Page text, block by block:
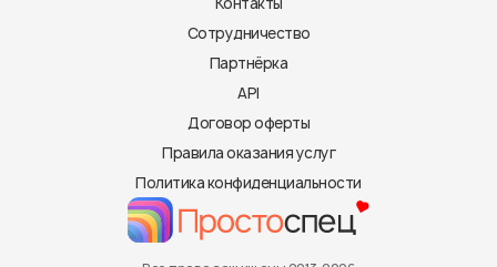
Сотрудничество
Партнёрка
API
Договор оферты
Правила оказания услуг
Политика конфиденциальности